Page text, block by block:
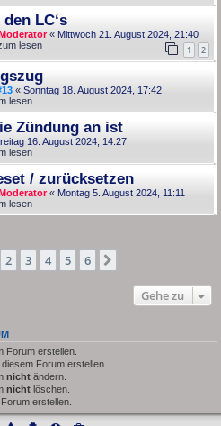
LC‘s
« Mittwoch 21. August 2024, 21:40
1 2
lesen
« Sonntag 18. August 2024, 17:42
lesen
Zündung an ist
16. August 2024, 14:27
lesen
/ zurücksetzen
« Montag 5. August 2024, 11:11
lesen
2 3 4 5 6
Gehe zu
Forum erstellen.
Forum erstellen.
nicht ändern.
nicht löschen.
erstellen.